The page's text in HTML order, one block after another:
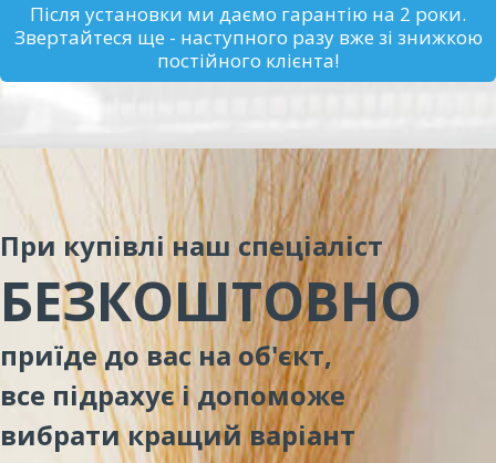
Після установки ми даємо гарантію на 2 роки.
Звертайтеся ще - наступного разу вже зі знижкою
постійного клієнта!
При купівлі наш спеціаліст
БЕЗКОШТОВНО
приїде до вас на об'єкт,
все підрахує і допоможе
вибрати кращий варіант